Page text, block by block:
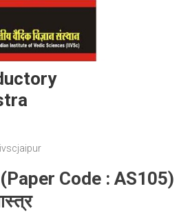
Iivscjaipur
(Paper Code : AS105)